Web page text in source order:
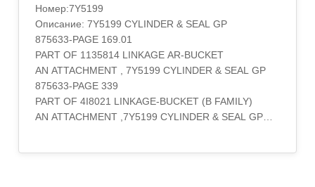
Номер:7Y5199
Описание: 7Y5199 CYLINDER & SEAL GP
875633-PAGE 169.01
PART OF 1135814 LINKAGE AR-BUCKET
AN ATTACHMENT , 7Y5199 CYLINDER & SEAL GP
875633-PAGE 339
PART OF 4I8021 LINKAGE-BUCKET (B FAMILY)
AN ATTACHMENT ,7Y5199 CYLINDER & SEAL GP